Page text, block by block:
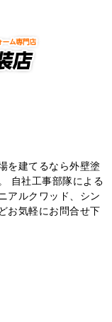
を建てるなら外壁塗
自社工事部隊による
アルクワッド、シン
お気軽にお問合せ下